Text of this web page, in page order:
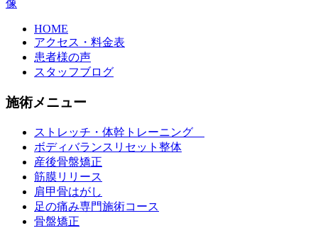
HOME
アクセス・料金表
患者様の声
スタッフブログ
施術メニュー
ストレッチ・体幹トレーニング
ボディバランスリセット整体
産後骨盤矯正
筋膜リリース
肩甲骨はがし
足の痛み専門施術コース
骨盤矯正